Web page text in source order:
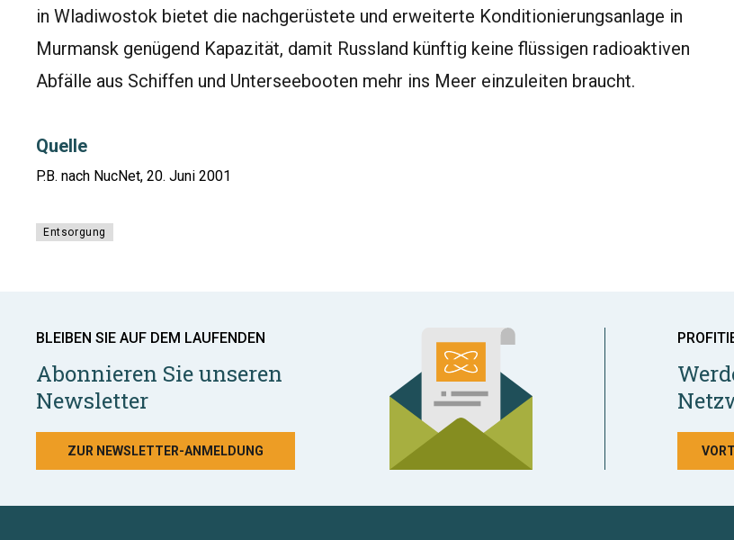
in Wladiwostok bietet die nachgerüstete und erweiterte Konditionierungsanlage in
Murmansk genügend Kapazität, damit Russland künftig keine flüssigen radioaktiven
Abfälle aus Schiffen und Unterseebooten mehr ins Meer einzuleiten braucht.
Quelle
P.B. nach NucNet, 20. Juni 2001
Entsorgung
BLEIBEN SIE AUF DEM LAUFENDEN
Abonnieren Sie unseren
Newsletter
ZUR NEWSLETTER-ANMELDUNG